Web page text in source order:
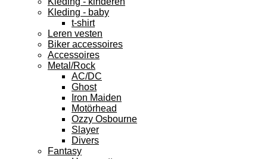
Kleding - baby
t-shirt
Leren vesten
Biker accessoires
Accessoires
Metal/Rock
AC/DC
Ghost
Iron Maiden
Motörhead
Ozzy Osbourne
Slayer
Divers
Fantasy